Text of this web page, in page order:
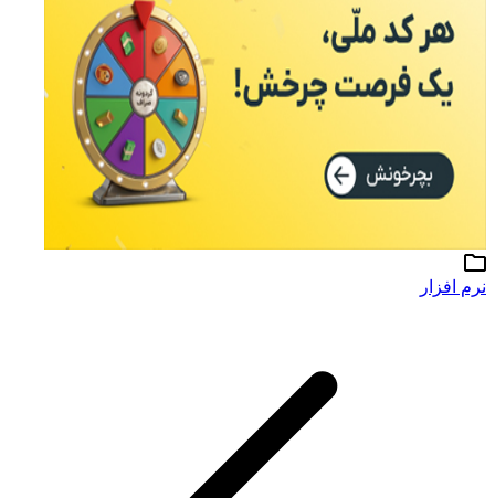
نرم افزار